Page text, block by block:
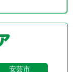
安芸市